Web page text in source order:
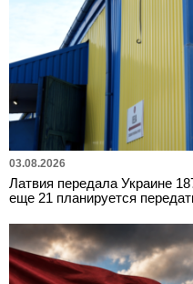
03.08.2026
Латвия передала Украине
еще 21 планируется